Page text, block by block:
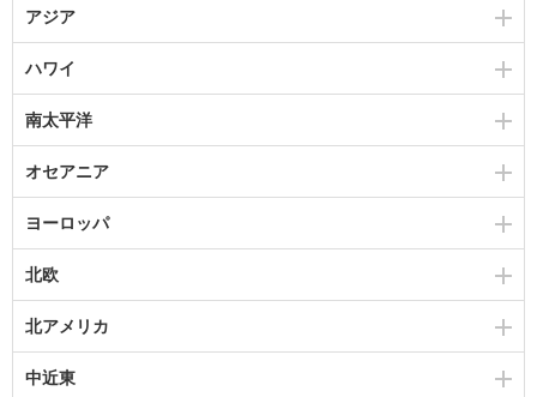
アジア
ハワイ
南太平洋
オセアニア
ヨーロッパ
北欧
北アメリカ
中近東